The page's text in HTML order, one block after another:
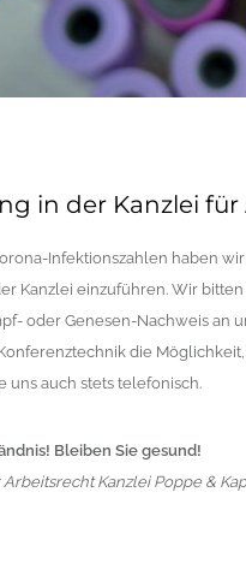
in der Kanzlei
Infektionszahlen haben
Kanzlei einzuführen. Wir
oder Genesen-Nachweis
die
uns auch stets telefonisch.
Bleiben Sie gesund!
Kanzlei Poppe &